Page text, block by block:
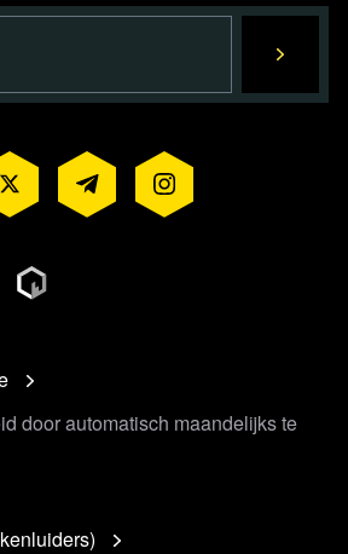
door automatisch maandelijks te